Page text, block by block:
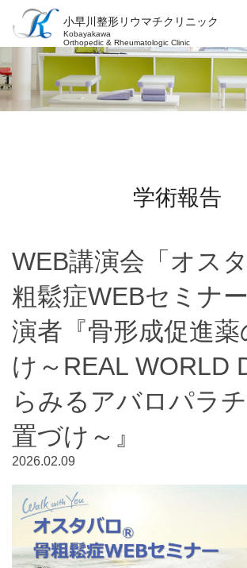
小早川整形リウマチクリニック
Kobayakawa
Orthopedic & Rheumatologic Clinic
学術報告
WEB講演会「オス
粗鬆症WEBセミ
演者『骨形成促進
け～REAL WORLD
らみるアバロパラ
置づけ～』
2026.02.09